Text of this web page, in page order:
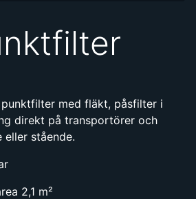
med fläkt, påsfilter i
direkt på transportörer och
eller stående.
2,1 m²